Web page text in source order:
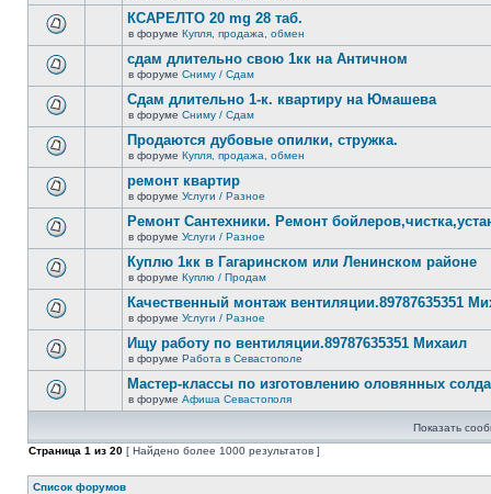
новых
непрочитанных
сообщений.
новых
непрочитанных
сообщений.
новых
непрочитанных
сообщений.
КСАРЕЛТО 20 mg 28 таб.
в форуме Купля, продажа, обмен
новых
непрочитанных
сообщений.
сдам длительно свою 1кк на Античном
в форуме Сниму / Сдам
новых
непрочитанных
сообщений.
Сдам длительно 1-к. квартиру на Юмашева
в форуме Сниму / Сдам
новых
непрочитанных
сообщений.
Продаются дубовые опилки, стружка.
в форуме Купля, продажа, обмен
новых
непрочитанных
сообщений.
ремонт квартир
в форуме Услуги / Разное
новых
непрочитанных
сообщений.
Ремонт Сантехники. Ремонт
в форуме Услуги / Разное
новых
непрочитанных
сообщений.
Куплю 1кк в Гагаринском или Ленинском районе
в форуме Куплю / Продам
новых
непрочитанных
сообщений.
Качественный монтаж вентиляции.89787635351
в форуме Услуги / Разное
новых
сообщений.
Ищу работу по вентиляции.89787635351 Михаил
в форуме Работа в Севастополе
нет
новых
сообщений.
Мастер-классы по изготовлению оловянных
в форуме Афиша Севастополя
Показать
Страница 1 из 20 [ Найдено более 1000 результатов ]
Список форумов